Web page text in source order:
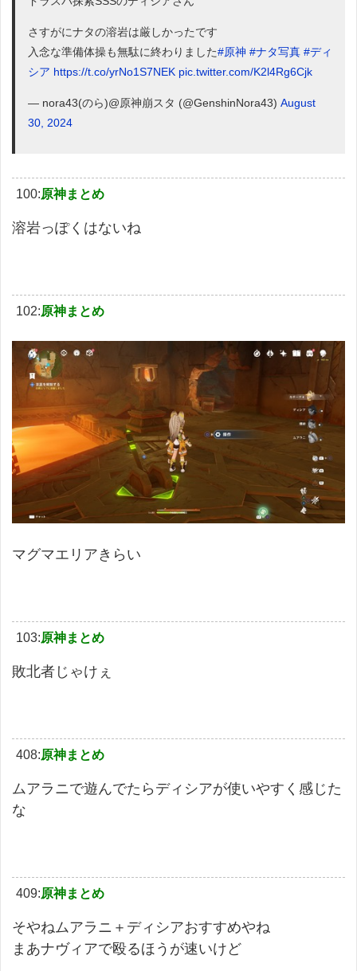
さすがにナタの溶岩は厳しかったです
入念な準備体操も無駄に終わりました#原神 #ナタ写真 #ディ
シア https://t.co/yrNo1S7NEK pic.twitter.com/K2l4Rg6Cjk
— nora43(のら)@原神崩スタ (@GenshinNora43) August
30, 2024
100:原神まとめ
溶岩っぽくはないね
102:原神まとめ
マグマエリアきらい
103:原神まとめ
敗北者じゃけぇ
408:原神まとめ
ムアラニで遊んでたらディシアが使いやすく感じた
な
409:原神まとめ
そやねムアラニ＋ディシアおすすめやね
まあナヴィアで殴るほうが速いけど